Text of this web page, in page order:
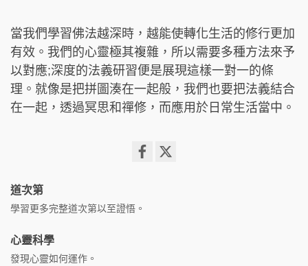
當我們學習佛法越深時，越能使轉化生活的修行更加
有效。我們的心靈極其複雜，所以需要多種方法來予
以對應;深度的法義研習便是展現這樣一對一的條
理。就像是把拼圖湊在一起般，我們也要把法義結合
在一起，透過冥思和禪修，而應用於日常生活當中。
facebook
道次第
學習更多完整道次第以至證悟。
心靈科學
發現心靈如何運作。